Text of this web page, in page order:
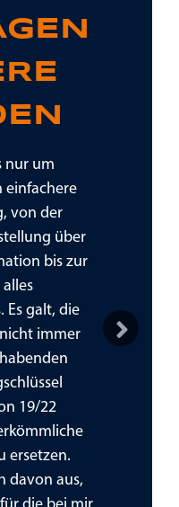
nur um
einfachere
von der
über
bis zur
alles
Es galt, die
immer
19/22
ersetzen.
davon aus,